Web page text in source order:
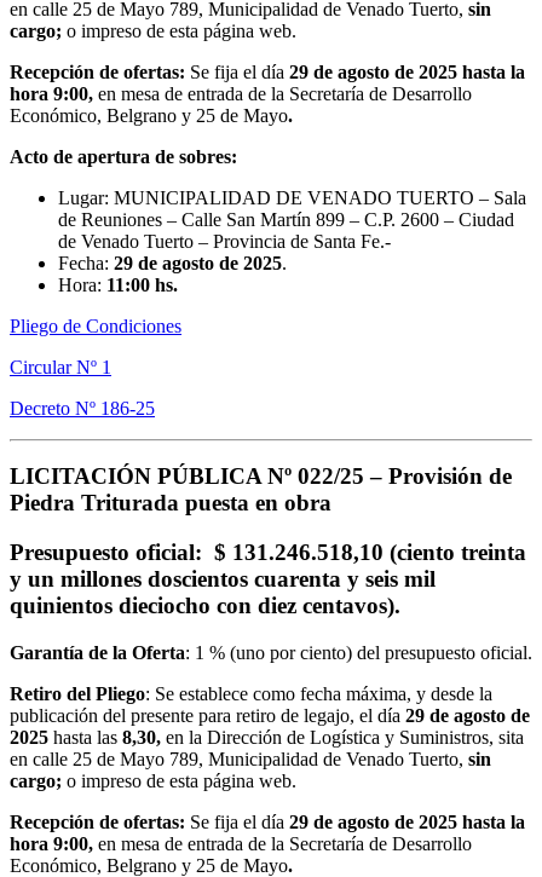
en calle 25 de Mayo 789, Municipalidad de Venado Tuerto, sin
cargo; o impreso de esta página web.
Recepción de ofertas: Se fija el día 29 de agosto de 2025 hasta la
hora 9:00, en mesa de entrada de la Secretaría de Desarrollo
Económico, Belgrano y 25 de Mayo.
Acto de apertura de sobres:
Lugar: MUNICIPALIDAD DE VENADO TUERTO – Sala
de Reuniones – Calle San Martín 899 – C.P. 2600 – Ciudad
de Venado Tuerto – Provincia de Santa Fe.-
Fecha: 29 de agosto de 2025.
Hora: 11:00 hs.
Pliego de Condiciones
Circular Nº 1
Decreto Nº 186-25
LICITACIÓN PÚBLICA Nº 022/25 – Provisión de
Piedra Triturada puesta en obra
Presupuesto oficial: $ 131.246.518,10 (ciento treinta
y un millones doscientos cuarenta y seis mil
quinientos dieciocho con diez centavos).
Garantía de la Oferta: 1 % (uno por ciento) del presupuesto oficial.
Retiro del Pliego: Se establece como fecha máxima, y desde la
publicación del presente para retiro de legajo, el día 29 de agosto de
2025 hasta las 8,30, en la Dirección de Logística y Suministros, sita
en calle 25 de Mayo 789, Municipalidad de Venado Tuerto, sin
cargo; o impreso de esta página web.
Recepción de ofertas: Se fija el día 29 de agosto de 2025 hasta la
hora 9:00, en mesa de entrada de la Secretaría de Desarrollo
Económico, Belgrano y 25 de Mayo.